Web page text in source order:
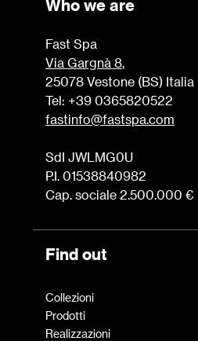
Who we are
Fast Spa
Via Gargnà 8,
25078 Vestone (BS) Italia
Tel: +39 0365820522
fastinfo@fastspa.com
SdI JWLMG0U
P.I. 01538840982
Cap. sociale 2.500.000 €
Find out
Collezioni
Prodotti
Realizzazioni